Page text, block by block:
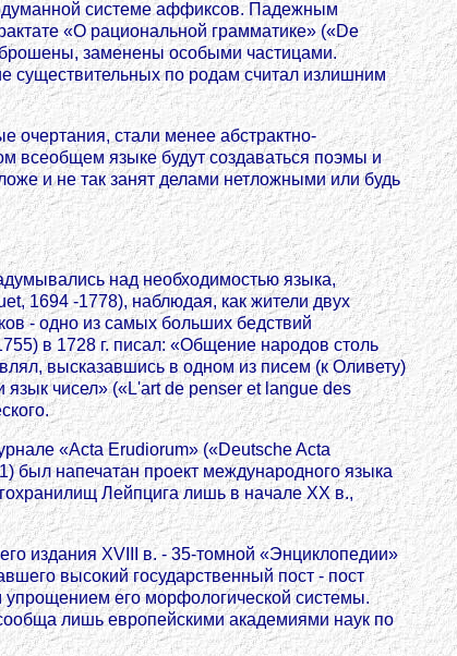
системе аффиксов. Падежным
«О рациональной грамматике» («De
заменены особыми частицами.
существительных по родам считал излишним
очертания, стали менее абстрактно-
всеобщем языке будут создаваться поэмы и
и не так занят делами нетложными или будь
над необходимостью языка,
1694 -1778), наблюдая, как жители двух
- одно из самых больших бедствий
в 1728 г. писал: «Общение народов столь
высказавшись в одном из писем (к Оливету)
чисел» («L'art de penser et langue des
«Acta Erudiorum» («Deutsche Acta
был напечатан проект международного языка
Лейпцига лишь в начале XX в.,
издания XVIII в. - 35-томной «Энциклопедии»
высокий государственный пост - пост
упрощением его морфологической системы.
лишь европейскими академиями наук по